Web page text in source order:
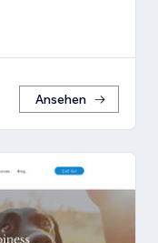
Ansehen